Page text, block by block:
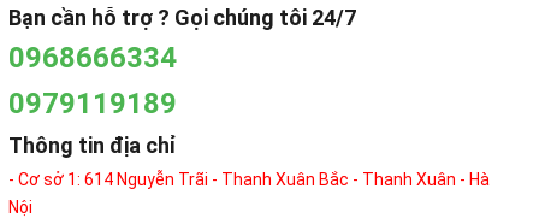
Bạn cần hỗ trợ ? Gọi chúng tôi 24/7
0968666334
0979119189
Thông tin địa chỉ
- Cơ sở 1: 614 Nguyễn Trãi - Thanh Xuân Bắc - Thanh Xuân - Hà
Nội